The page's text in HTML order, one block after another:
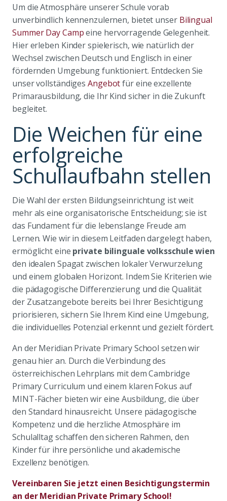
Um die Atmosphäre unserer Schule vorab
unverbindlich kennenzulernen, bietet unser Bilingual
Summer Day Campeine hervorragende Gelegenheit.
Hier erleben Kinder spielerisch, wie natürlich der
Wechsel zwischen Deutsch und Englisch in einer
fördernden Umgebung funktioniert. Entdecken Sie
unser vollständiges Angebotfür eine exzellente
Primarausbildung, die Ihr Kind sicher in die Zukunft
begleitet.
Die Weichen für eine
erfolgreiche
Schullaufbahn stellen
Die Wahl der ersten Bildungseinrichtung ist weit
mehr als eine organisatorische Entscheidung; sie ist
das Fundament für die lebenslange Freude am
Lernen. Wie wir in diesem Leitfaden dargelegt haben,
ermöglicht eine private bilinguale volksschule wien
den idealen Spagat zwischen lokaler Verwurzelung
und einem globalen Horizont. Indem Sie Kriterien wie
die pädagogische Differenzierung und die Qualität
der Zusatzangebote bereits bei Ihrer Besichtigung
priorisieren, sichern Sie Ihrem Kind eine Umgebung,
die individuelles Potenzial erkennt und gezielt fördert.
An der Meridian Private Primary School setzen wir
genau hier an. Durch die Verbindung des
österreichischen Lehrplans mit dem Cambridge
Primary Curriculum und einem klaren Fokus auf
MINT-Fächer bieten wir eine Ausbildung, die über
den Standard hinausreicht. Unsere pädagogische
Kompetenz und die herzliche Atmosphäre im
Schulalltag schaffen den sicheren Rahmen, den
Kinder für ihre persönliche und akademische
Exzellenz benötigen.
Vereinbaren Sie jetzt einen Besichtigungstermin
an der Meridian Private Primary School!